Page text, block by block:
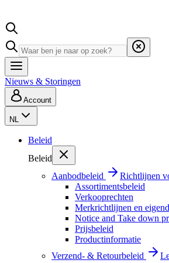
Nieuws & Storingen
Account
NL
Beleid
Beleid
Aanbodbeleid
Richtlijnen
Assortimentsbeleid
Verkooprechten
Merkrichtlijnen en
Notice and Take down
Prijsbeleid
Productinformatie
Verzend- & Retourbeleid